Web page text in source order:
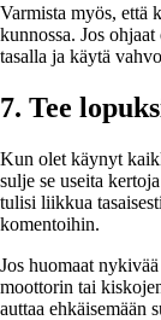
Varmista myös, että
kunnossa. Jos
tasalla ja käytä
7. Tee
Kun olet käynyt
sulje se useita
tulisi liikkua
komentoihin.
Jos huomaat
moottorin tai
auttaa ehkäisemään